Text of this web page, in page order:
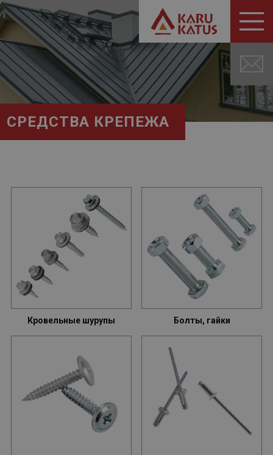
Отослать
СРЕДСТВА КРЕПЕЖА
Кровельные шурупы Болты, гайки